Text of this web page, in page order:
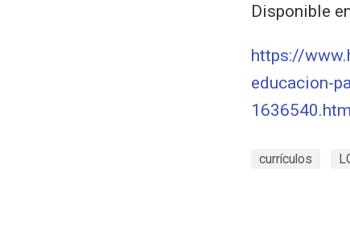
Disponible
https://
educacion-
currículos